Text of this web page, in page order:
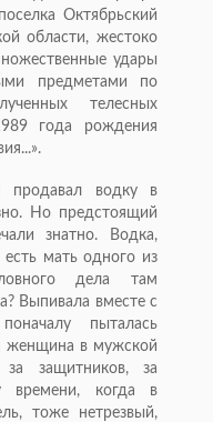
Октябрьский
области, жестоко
удары
предметами по
телесных
года рождения
продавал водку в
Но предстоящий
знатно. Водка,
есть мать одного из
дела там
Выпивала вместе с
пыталась
женщина в мужской
защитников, за
времени, когда в
тоже нетрезвый,